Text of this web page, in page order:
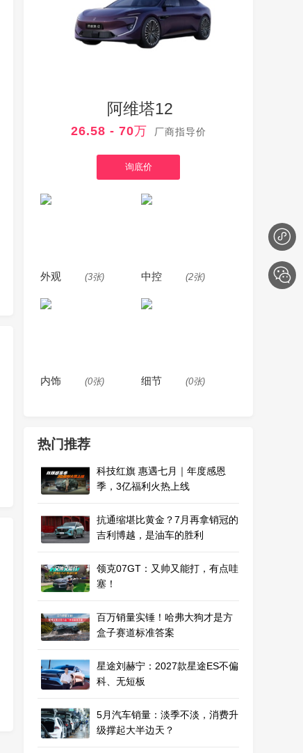
阿维塔12
26.58 - 70万 厂商指导价
询底价
外观 (3张) 中控 (2张)
内饰 (0张) 细节 (0张)
热门推荐
科技红旗 惠遇七月｜年度感恩
季，3亿福利火热上线
抗通缩堪比黄金？7月再拿销冠的
吉利博越，是油车的胜利
领克07GT：又帅又能打，有点哇
塞！
百万销量实锤！哈弗大狗才是方
盒子赛道标准答案
星途刘赫宁：2027款星途ES不偏
科、无短板
5月汽车销量：淡季不淡，消费升
级撑起大半边天？